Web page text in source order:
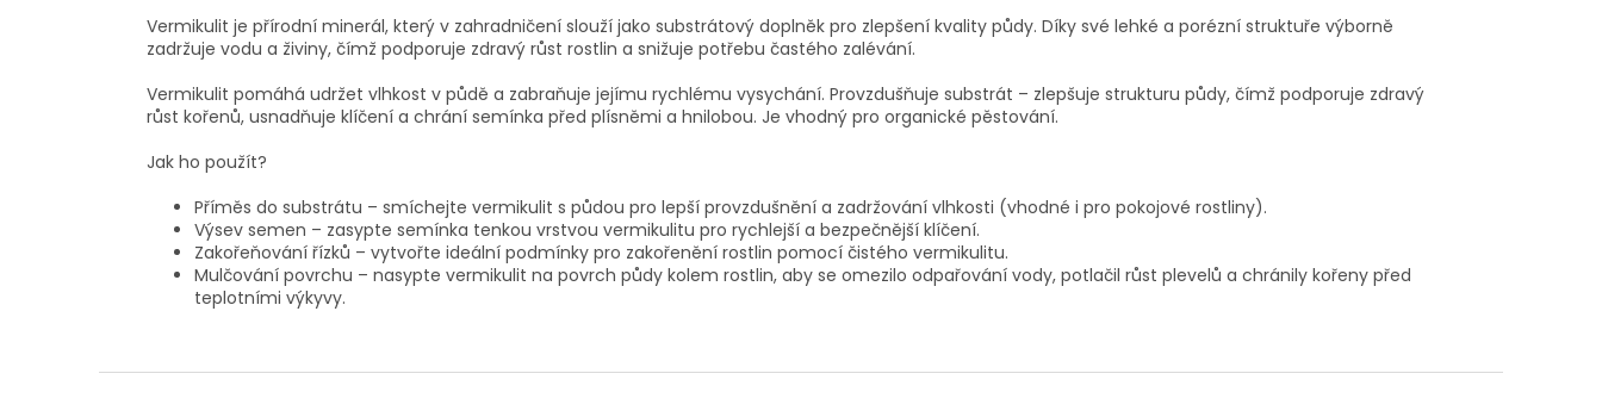
Vermikulit je přírodní minerál, který v zahradničení slouží jako substrátový doplněk pro zlepšení kvality půdy. Díky své lehké a porézní struktuře výborně
zadržuje vodu a živiny, čímž podporuje zdravý růst rostlin a snižuje potřebu častého zalévání.
Vermikulit pomáhá udržet vlhkost v půdě a zabraňuje jejímu rychlému vysychání. Provzdušňuje substrát – zlepšuje strukturu půdy, čímž podporuje zdravý
růst kořenů, usnadňuje klíčení a chrání semínka před plísněmi a hnilobou. Je vhodný pro organické pěstování.
Jak ho použít?
Příměs do substrátu – smíchejte vermikulit s půdou pro lepší provzdušnění a zadržování vlhkosti (vhodné i pro pokojové rostliny).
Výsev semen – zasypte semínka tenkou vrstvou vermikulitu pro rychlejší a bezpečnější klíčení.
Zakořeňování řízků – vytvořte ideální podmínky pro zakořenění rostlin pomocí čistého vermikulitu.
Mulčování povrchu – nasypte vermikulit na povrch půdy kolem rostlin, aby se omezilo odpařování vody, potlačil růst plevelů a chránily kořeny před
teplotními výkyvy.